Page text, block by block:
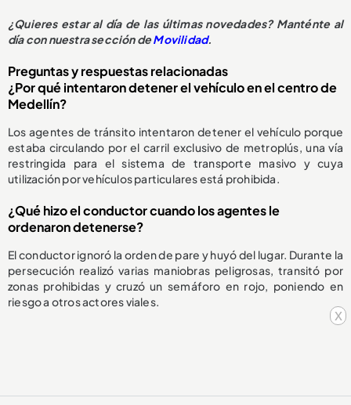
x
¿Quieres estar al día de las últimas novedades? Manténte al
día con nuestra sección deMovilidad.
Preguntas y respuestas relacionadas
¿Por qué intentaron detener el vehículo en el centro de
Medellín?
Los agentes de tránsito intentaron detener el vehículo porque
estaba circulando por el carril exclusivo de metroplús, una vía
restringida para el sistema de transporte masivo y cuya
utilización por vehículos particulares está prohibida.
¿Qué hizo el conductor cuando los agentes le
ordenaron detenerse?
El conductor ignoró la orden de pare y huyó del lugar. Durante la
persecución realizó varias maniobras peligrosas, transitó por
zonas prohibidas y cruzó un semáforo en rojo, poniendo en
riesgo a otros actores viales.